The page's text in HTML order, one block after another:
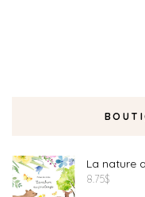
La nature
8.75$